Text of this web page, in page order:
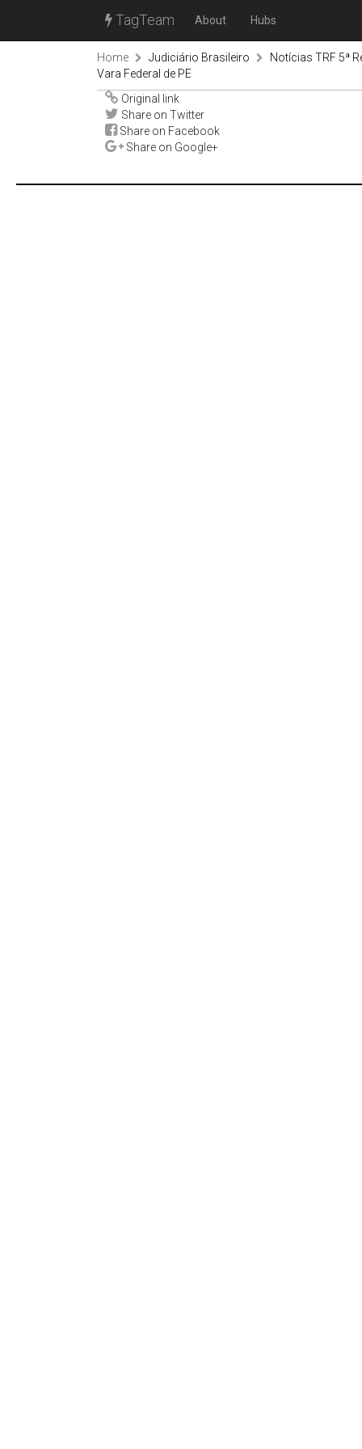
TagTeam About Hubs
Home Judiciário Brasileiro
Notícias TRF 5ª
Vara Federal de PE
Original link
Share on Twitter
Share on Facebook
Share on Google+